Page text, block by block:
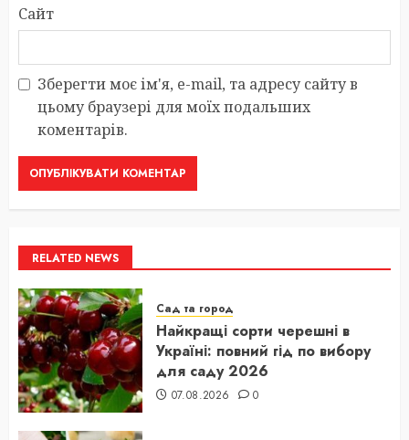
Сайт
Зберегти моє ім'я, e-mail, та адресу сайту в
цьому браузері для моїх подальших
коментарів.
RELATED NEWS
Сад та город
Найкращі сорти черешні в
Україні: повний гід по вибору
для саду 2026
07.08.2026 0